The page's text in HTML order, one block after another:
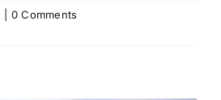
0 Comments